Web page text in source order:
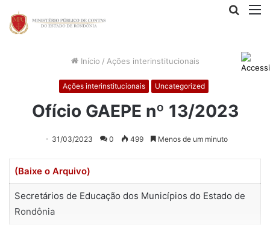
Início / Ações interinstitucionais
Ações interinstitucionais Uncategorized
Ofício GAEPE nº 13/2023
31/03/2023 0 499 Menos de um minuto
(Baixe o Arquivo)
Secretários de Educação dos Municípios do Estado de
Rondônia